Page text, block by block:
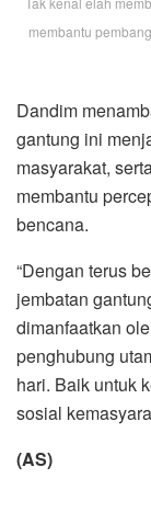
membantu
Dandim
gantung ini
masyarakat,
membantu
bencana.
“Dengan terus
jembatan
dimanfaatkan
penghubung
hari. Baik untuk
sosial
(AS)